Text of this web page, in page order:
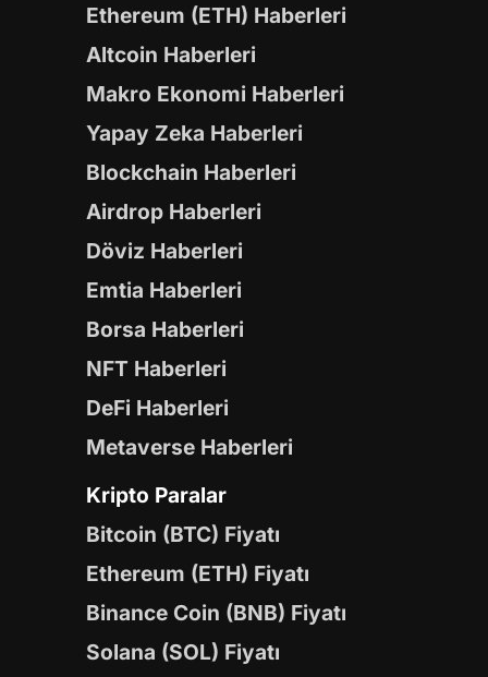
Ethereum (ETH) Haberleri
Altcoin Haberleri
Makro Ekonomi Haberleri
Yapay Zeka Haberleri
Blockchain Haberleri
Airdrop Haberleri
Döviz Haberleri
Emtia Haberleri
Borsa Haberleri
NFT Haberleri
DeFi Haberleri
Metaverse Haberleri
Kripto Paralar
Bitcoin (BTC) Fiyatı
Ethereum (ETH) Fiyatı
Binance Coin (BNB) Fiyatı
Solana (SOL) Fiyatı